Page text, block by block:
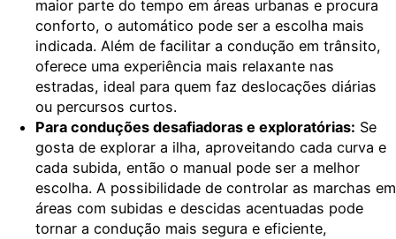
maior parte do tempo em áreas urbanas e procura
conforto, o automático pode ser a escolha mais
indicada. Além de facilitar a condução em trânsito,
oferece uma experiência mais relaxante nas
estradas, ideal para quem faz deslocações diárias
ou percursos curtos.
Para conduções desafiadoras e exploratórias: Se
gosta de explorar a ilha, aproveitando cada curva e
cada subida, então o manual pode ser a melhor
escolha. A possibilidade de controlar as marchas em
áreas com subidas e descidas acentuadas pode
tornar a condução mais segura e eficiente,